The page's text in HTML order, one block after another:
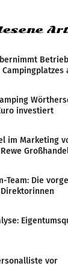
investiert
im Marketing
Team: Die
vor